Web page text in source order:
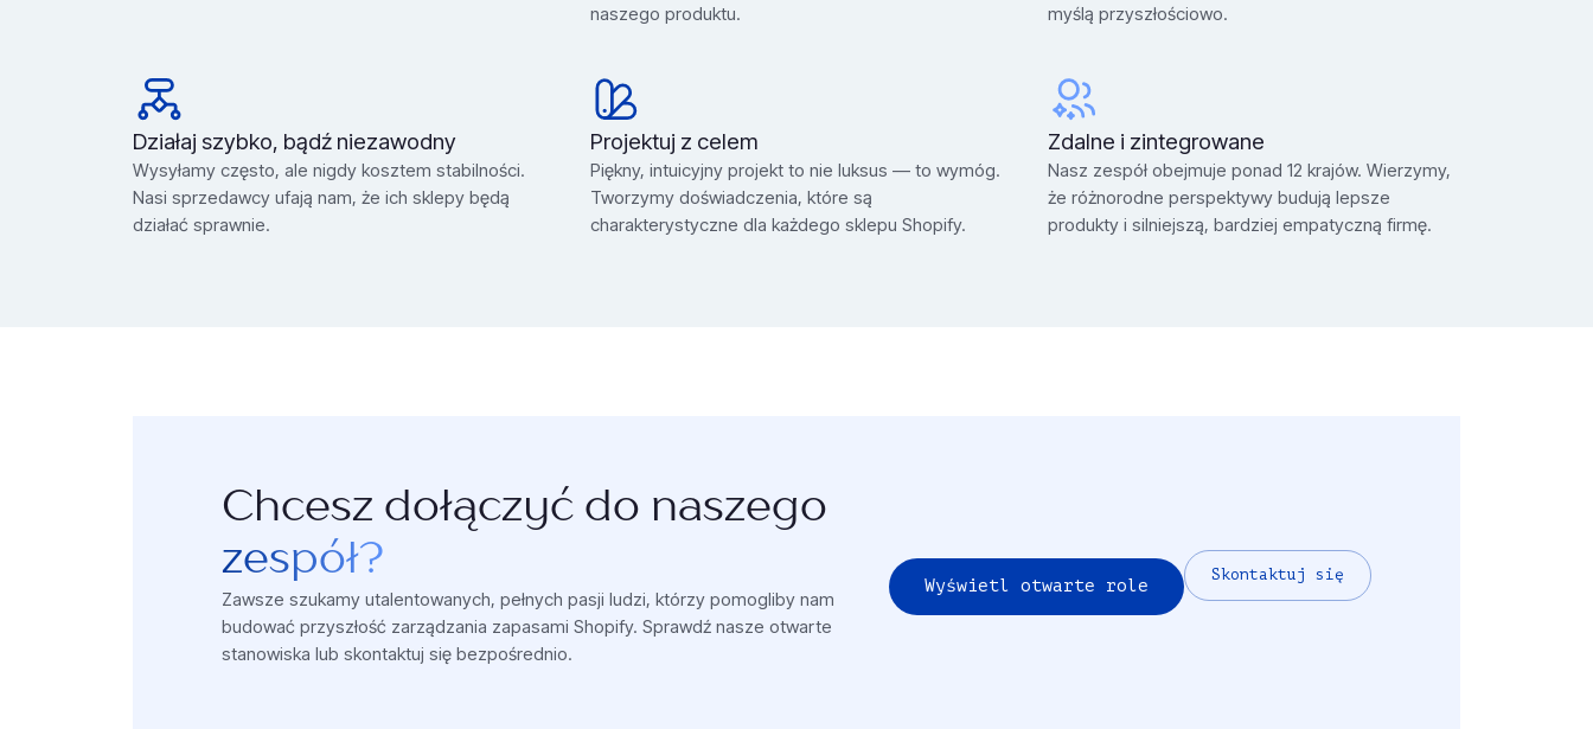
naszego produktu.
myślą przyszłościowo.
Działaj szybko, bądź niezawodny
Wysyłamy często, ale nigdy kosztem stabilności.
Nasi sprzedawcy ufają nam, że ich sklepy będą
działać sprawnie.
Projektuj z celem
Piękny, intuicyjny projekt to nie luksus — to wymóg.
Tworzymy doświadczenia, które są
charakterystyczne dla każdego sklepu Shopify.
Zdalne i zintegrowane
Nasz zespół obejmuje ponad 12 krajów. Wierzymy,
że różnorodne perspektywy budują lepsze
produkty i silniejszą, bardziej empatyczną firmę.
Chcesz dołączyć do naszego
zespół?
Zawsze szukamy utalentowanych, pełnych pasji ludzi, którzy pomogliby nam
budować przyszłość zarządzania zapasami Shopify. Sprawdź nasze otwarte
stanowiska lub skontaktuj się bezpośrednio.
Wyświetl otwarte role
Skontaktuj się